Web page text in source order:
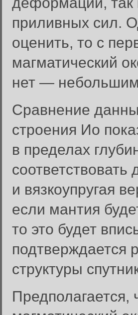
приливных сил.
оценить, то с
магматический
нет —
Сравнение
строения Ио
в пределах
и вязкоупругая
если мантия
то это будет
подтверждается
структуры
Предполагается,